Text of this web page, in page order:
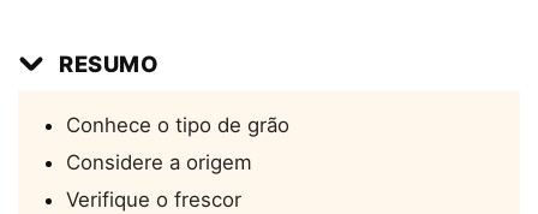
RESUMO
Conhece o tipo de grão
Considere a origem
Verifique o frescor